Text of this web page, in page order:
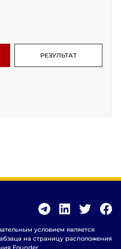
РЕЗУЛЬТАТ
условием является
на страницу расположения